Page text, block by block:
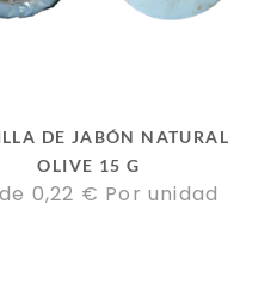
DE JABÓN NATURAL
OLIVE 15 G
0,22 € Por unidad